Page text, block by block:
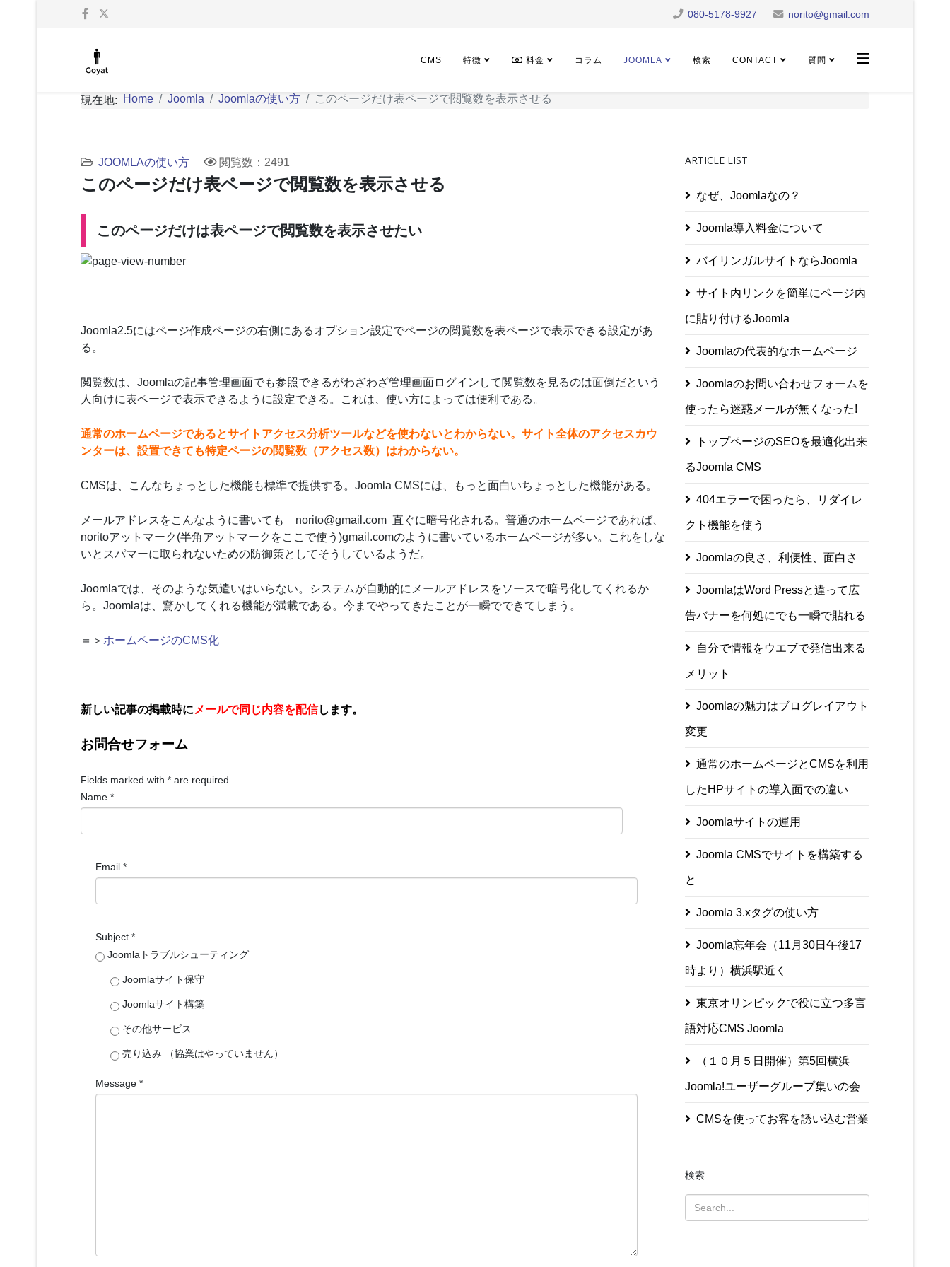
080-5178-9927 norito@gmail.com
CMS 特徴 料金 コラム JOOMLA 検索 CONTACT 質問
現在地: Home Joomla Joomlaの使い方 このページだけ表ページで閲覧数を表示させる
JOOMLAの使い方 閲覧数：2491
このページだけ表ページで閲覧数を表示させる
このページだけは表ページで閲覧数を表示させたい
Joomla2.5にはページ作成ページの右側にあるオプション設定でページの閲覧数を表ページで表示できる設定があ
る。
閲覧数は、Joomlaの記事管理画面でも参照できるがわざわざ管理画面ログインして閲覧数を見るのは面倒だという
人向けに表ページで表示できるように設定できる。これは、使い方によっては便利である。
通常のホームページであるとサイトアクセス分析ツールなどを使わないとわからない。サイト全体のアクセスカウ
ンターは、設置できても特定ページの閲覧数（アクセス数）はわからない。
CMSは、こんなちょっとした機能も標準で提供する。Joomla CMSには、もっと面白いちょっとした機能がある。
メールアドレスをこんなように書いても norito@gmail.com 直ぐに暗号化される。普通のホームページであれば、
noritoアットマーク(半角アットマークをここで使う)gmail.comのように書いているホームページが多い。これをしな
いとスパマーに取られないための防御策としてそうしているようだ。
Joomlaでは、そのような気遣いはいらない。システムが自動的にメールアドレスをソースで暗号化してくれるか
ら。Joomlaは、驚かしてくれる機能が満載である。今までやってきたことが一瞬でできてしまう。
＝＞ ホームページのCMS化
新しい記事の掲載時に メールで同じ内容を配信します。
お問合せフォーム
Fields marked with * are required
Name *
Email*
Subject*
Joomlaトラブルシューティング
Joomlaサイト保守
Joomlaサイト構築
その他サービス
売り込み （協業はやっていません）
Message*
ARTICLE LIST
なぜ、Joomlaなの？
Joomla導入料金について
バイリンガルサイトならJoomla
サイト内リンクを簡単にページ内
に貼り付けるJoomla
Joomlaの代表的なホームページ
Joomlaのお問い合わせフォームを
使ったら迷惑メールが無くなった!
トップページのSEOを最適化出来
るJoomla CMS
404エラーで困ったら、リダイレ
クト機能を使う
Joomlaの良さ、利便性、面白さ
JoomlaはWord Pressと違って広
告バナーを何処にでも一瞬で貼れる
自分で情報をウエブで発信出来る
メリット
Joomlaの魅力はブログレイアウト
変更
通常のホームページとCMSを利用
したHPサイトの導入面での違い
Joomlaサイトの運用
Joomla CMSでサイトを構築する
と
Joomla 3.xタグの使い方
Joomla忘年会（11月30日午後17
時より）横浜駅近く
東京オリンピックで役に立つ多言
語対応CMS Joomla
（１０月５日開催）第5回横浜
Joomla!ユーザーグループ集いの会
CMSを使ってお客を誘い込む営業
検索